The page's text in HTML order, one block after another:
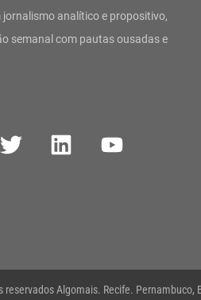
analítico e propositivo,
semanal com pautas ousadas e
w
i
n
n
o
Algomais. Recife. Pernambuco,